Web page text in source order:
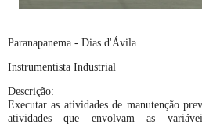
Paranapanema - Dias d'Ávila
Instrumentista Industrial
Descrição:
Executar as atividades de manutenção
atividades que envolvam as